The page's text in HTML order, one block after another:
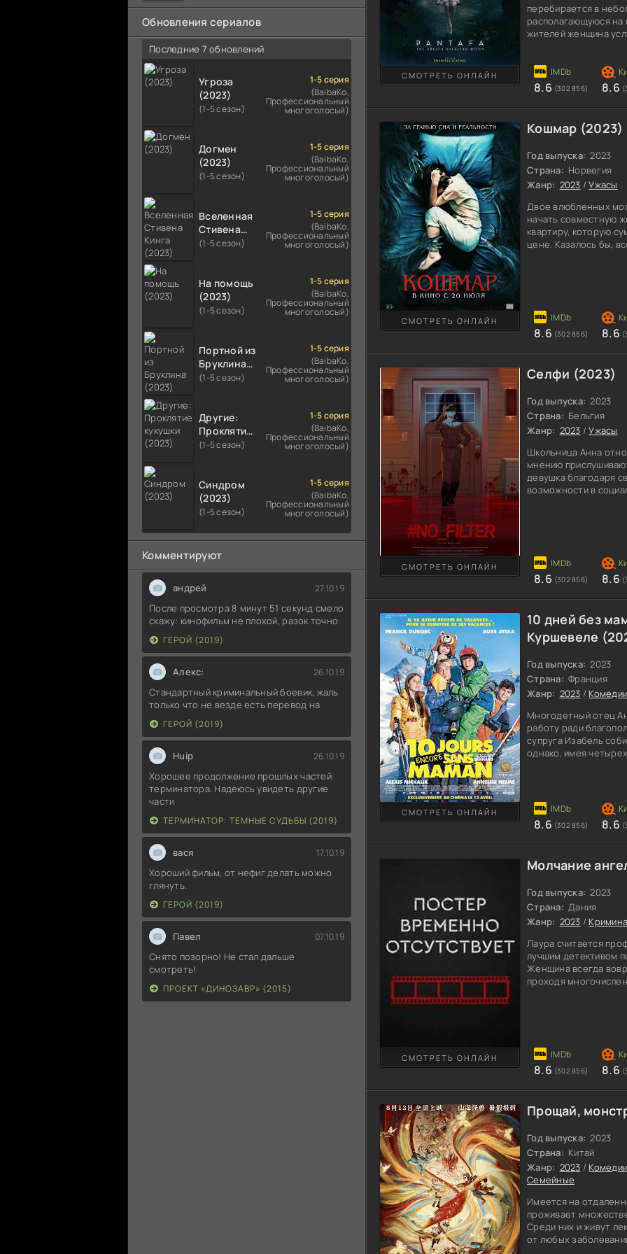
намного
Обновления сериалов
Последние 7 обновлений
Угроза
(2023)
(1-5 сезон)
1-5 серия
(BaibaKo,
Профессиональный
многоголосый)
Догмен
(2023)
(1-5 сезон)
1-5 серия
(BaibaKo,
Профессиональный
многоголосый)
Вселенная
Стивена
Кинга
(1-5 сезон)
1-5 серия
(BaibaKo,
Профессиональный
многоголосый)
На помощь
(2023)
(1-5 сезон)
1-5 серия
(BaibaKo,
Профессиональный
многоголосый)
Портной из
Бруклина
(2023)
(1-5 сезон)
1-5 серия
(BaibaKo,
Профессиональный
многоголосый)
Другие:
Проклятие
кукушки
(1-5 сезон)
1-5 серия
(BaibaKo,
Профессиональный
многоголосый)
Синдром
(2023)
(1-5 сезон)
1-5 серия
(BaibaKo,
Профессиональный
многоголосый)
Комментируют
андрей 27.10.19
После просмотра 8 минут 51 секунд смело
скажу: кинофильм не плохой, разок точно
ГЕРОЙ (2019)
Алекс: 26.10.19
Стандартный криминальный боевик, жаль
только что не везде есть перевод на
ГЕРОЙ (2019)
Huip 26.10.19
Хорошее продолжение прошлых частей
терминатора. Надеюсь увидеть другие
части
ТЕРМИНАТОР: ТЕМНЫЕ СУДЬБЫ (2019)
вася 17.10.19
Хороший фильм, от нефиг делать можно
глянуть.
ГЕРОЙ (2019)
Павел 07.10.19
Снято позорно! Не стал дальше
смотреть!
ПРОЕКТ «ДИНОЗАВР» (2015)
перебирается в
располагающуюся
жителей женщина
поселились в одном
врывается в жилище
что по ночам
Пантафы, и тот
СМОТРЕТЬ ОНЛАЙН
8.6 (302 856) 8.6
Кошмар (2023)
Год выпуска: 2023
Страна: Норвегия
Жанр: 2023 /Ужасы
Двое влюбленных
начать совместную
квартиру, которую
цене. Казалось бы,
приходят кошмары,
СМОТРЕТЬ ОНЛАЙН
8.6 (302 856) 8.6
Селфи (2023)
Год выпуска: 2023
Страна: Бельгия
Жанр: 2023 /Ужасы
Школьница Анна
мнению
девушка благодаря
возможности в
погружается в
СМОТРЕТЬ ОНЛАЙН
8.6 (302 856) 8.6
10 дней без
Куршевеле
Год выпуска: 2023
Страна: Франция
Жанр: 2023 / Комедии
Многодетный отец
работу ради
супруга Изабель
однако, имея
семейства
огромный и
узнал о
СМОТРЕТЬ ОНЛАЙН
8.6 (302 856) 8.6
Молчание
Год выпуска: 2023
Страна: Дания
Жанр: 2023 /
Лаура считается
лучшим детективом
Женщина всегда
проходя
встретиться лицом с
СМОТРЕТЬ ОНЛАЙН
8.6 (302 856) 8.6
Прощай,
Год выпуска: 2023
Страна: Китай
Жанр: 2023 / Комедии
Семейные
Имеется на
проживает
Среди них и живут
от любых